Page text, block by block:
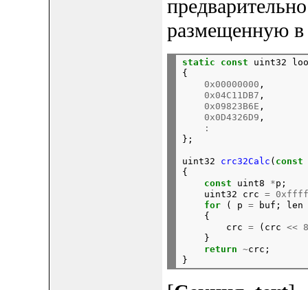
размещенную
static const uint32
{
0x00000000 ,
0x04C11DB7 ,
0x09823B6E ,
0x0D4326D9 ,
:
};
uint32 crc32Calc ( const
{
const uint8 *p;
    uint32 crc
=
for ( p = buf; len
    {
        crc
= (crc <<
8
    }
return ~crc;